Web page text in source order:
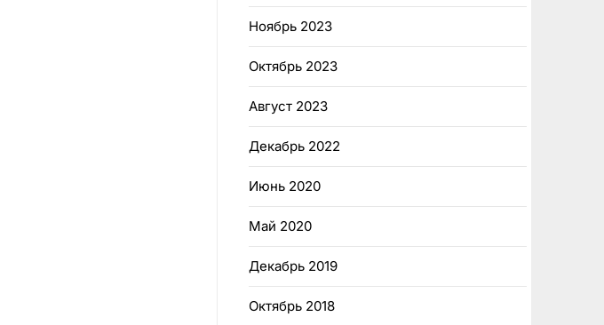
Ноябрь 2023
Октябрь 2023
Август 2023
Декабрь 2022
Июнь 2020
Май 2020
Декабрь 2019
Октябрь 2018